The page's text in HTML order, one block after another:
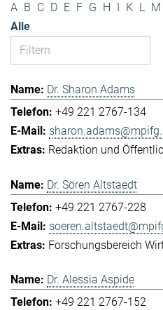
A B C D E F G H I K L M
Alle
Dr. Sharon Adams
+49 221 2767-134
Redaktion und
Dr. Sören Altstaedt
+49 221 2767-228
Forschungsbereich
Dr. Alessia Aspide
+49 221 2767-152